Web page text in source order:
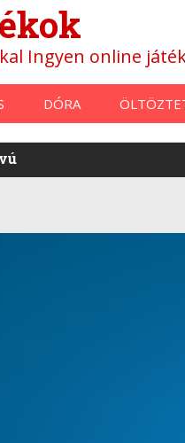
Ingyen online
DÓRA